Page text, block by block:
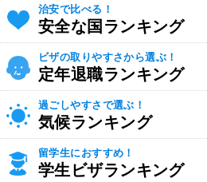
治安で比べる！
安全な国ランキング
ビザの取りやすさから選ぶ！
定年退職ランキング
過ごしやすさで選ぶ！
気候ランキング
留学生におすすめ！
学生ビザランキング